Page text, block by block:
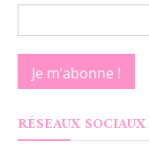
RÉSEAUX SOCIAUX